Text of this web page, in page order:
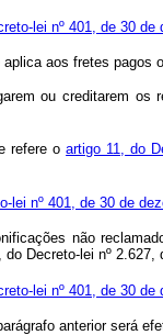
lei nº 401, de 30 de
aos fretes
ou creditarem os
refere oartigo 11, do
lei nº 401, de 30 de
não
Decreto-lei nº
lei nº 401, de 30 de
anterior será